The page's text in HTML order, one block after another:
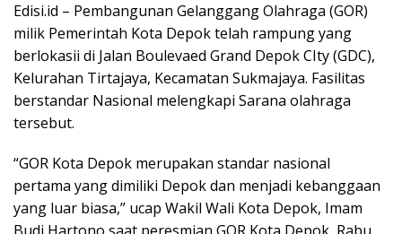
Edisi.id – Pembangunan Gelanggang Olahraga (GOR)
milik Pemerintah Kota Depok telah rampung yang
berlokasii di Jalan Boulevaed Grand Depok CIty (GDC),
Kelurahan Tirtajaya, Kecamatan Sukmajaya. Fasilitas
berstandar Nasional melengkapi Sarana olahraga
tersebut.
“GOR Kota Depok merupakan standar nasional
pertama yang dimiliki Depok dan menjadi kebanggaan
yang luar biasa,” ucap Wakil Wali Kota Depok, Imam